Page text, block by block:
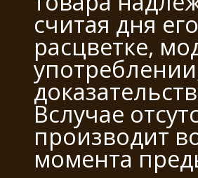
считая дня
расцветке,
Вслучае
производит
момента